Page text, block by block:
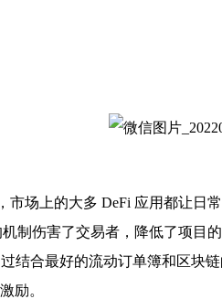
场上的大多 DeFi 应用都让
伤害了交易者，降低了项目
结合最好的流动订单簿和区块
励。